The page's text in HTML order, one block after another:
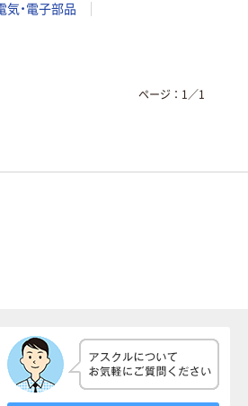
・電子部品
ページ： 1 ／1